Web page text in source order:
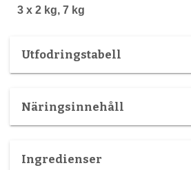
3 x 2 kg, 7 kg
Utfodringstabell
Näringsinnehåll
Ingredienser